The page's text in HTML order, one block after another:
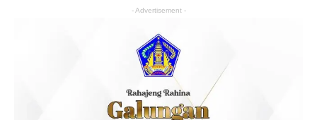
- Advertisement -